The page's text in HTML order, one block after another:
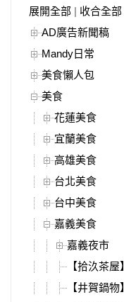
展開全部 | 收合全部
AD廣告新聞稿
Mandy日常
美食懶人包
美食
花蓮美食
宜蘭美食
高雄美食
台北美食
台中美食
嘉義美食
嘉義夜市
【拾汣茶
【井賀鍋